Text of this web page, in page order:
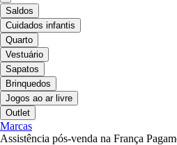
Saldos
Cuidados infantis
Quarto
Vestuário
Sapatos
Brinquedos
Jogos ao ar livre
Outlet
Marcas
Assistência pós-venda na França